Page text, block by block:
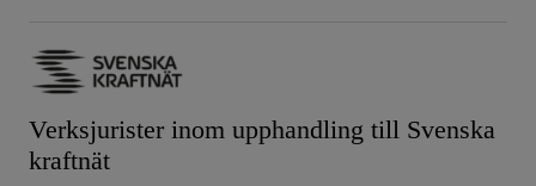
Verksjurister inom upphandling till Svenska
kraftnät